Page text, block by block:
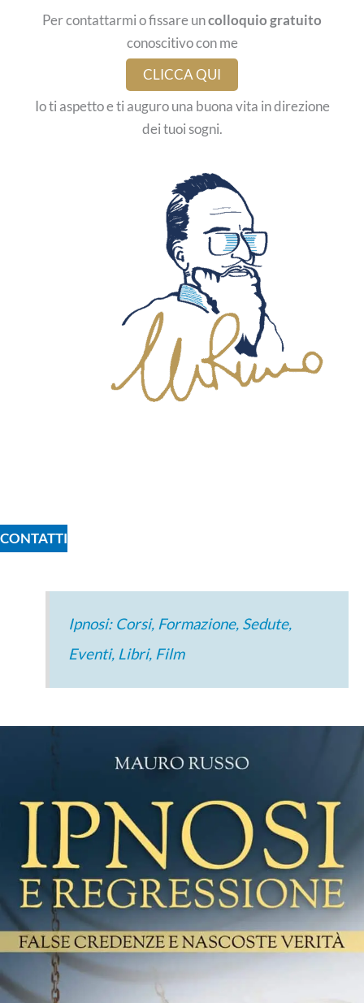
Per contattarmi o fissare uncolloquio gratuito
conoscitivo con me
CLICCA QUI
Io ti aspetto e ti auguro una buona vita in direzione
dei tuoi sogni.
CONTATTI
Ipnosi: Corsi, Formazione, Sedute,
Eventi, Libri, Film